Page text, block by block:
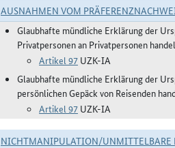
AUSNAHMEN VOM
Glaubhafte mündliche Erklärung der
Privatpersonen an Privatpersonen
Artikel 97 UZK-IA
Glaubhafte mündliche Erklärung der
persönlichen Gepäck von Reisenden
Artikel 97 UZK-IA
NICHTMANIPULATION/UNMITTELBARE